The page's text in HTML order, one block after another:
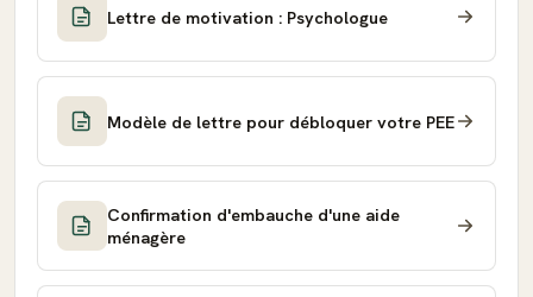
Lettre de motivation : Psychologue
Modèle de lettre pour débloquer votre PEE
Confirmation d'embauche d'une aide
ménagère